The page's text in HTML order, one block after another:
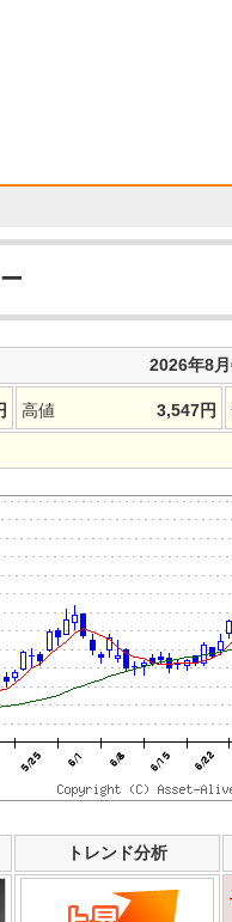
2026年8
高値 3,547円
トレンド分析